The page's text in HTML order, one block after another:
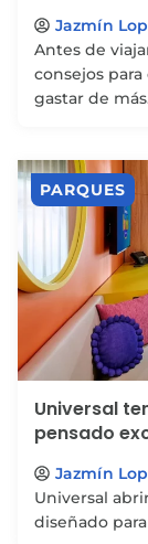
Jazmín
Antes de
consejos
gastar de
PARQUES
Universal
pensado
Jazmín
Universal
diseñado